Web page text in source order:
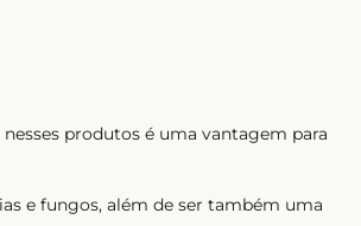
produtos é uma vantagem para
e fungos, além de ser também uma